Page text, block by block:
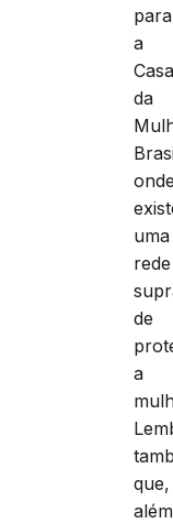
para
a
da
uma
rede
de
a
que,
além